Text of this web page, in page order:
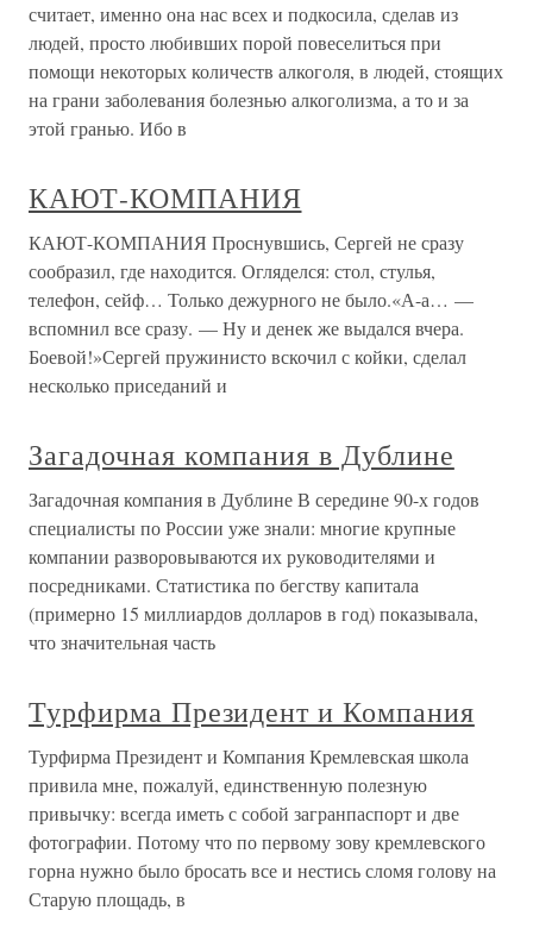
считает, именно она нас всех и подкосила, сделав из
людей, просто любивших порой повеселиться при
помощи некоторых количеств алкоголя, в людей, стоящих
на грани заболевания болезнью алкоголизма, а то и за
этой гранью. Ибо в
КАЮТ-КОМПАНИЯ
КАЮТ-КОМПАНИЯ Проснувшись, Сергей не сразу
сообразил, где находится. Огляделся: стол, стулья,
телефон, сейф… Только дежурного не было.«А-а… —
вспомнил все сразу. — Ну и денек же выдался вчера.
Боевой!»Сергей пружинисто вскочил с койки, сделал
несколько приседаний и
Загадочная компания в Дублине
Загадочная компания в Дублине В середине 90-х годов
специалисты по России уже знали: многие крупные
компании разворовываются их руководителями и
посредниками. Статистика по бегству капитала
(примерно 15 миллиардов долларов в год) показывала,
что значительная часть
Турфирма Президент и Компания
Турфирма Президент и Компания Кремлевская школа
привила мне, пожалуй, единственную полезную
привычку: всегда иметь с собой загранпаспорт и две
фотографии. Потому что по первому зову кремлевского
горна нужно было бросать все и нестись сломя голову на
Старую площадь, в